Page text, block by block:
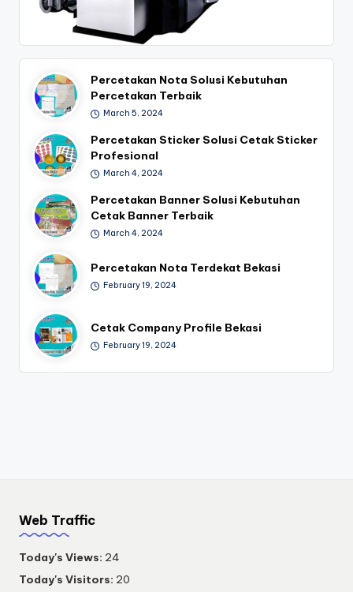
Percetakan Nota Solusi Kebutuhan
Percetakan Terbaik
March 5, 2024
Percetakan Sticker Solusi Cetak Sticker
Profesional
March 4, 2024
Percetakan Banner Solusi Kebutuhan
Cetak Banner Terbaik
March 4, 2024
Percetakan Nota Terdekat Bekasi
February 19, 2024
Cetak Company Profile Bekasi
February 19, 2024
Web Traffic
Today's Views: 24
Today's Visitors: 20